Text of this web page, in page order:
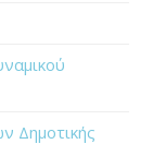
Δημοτικής